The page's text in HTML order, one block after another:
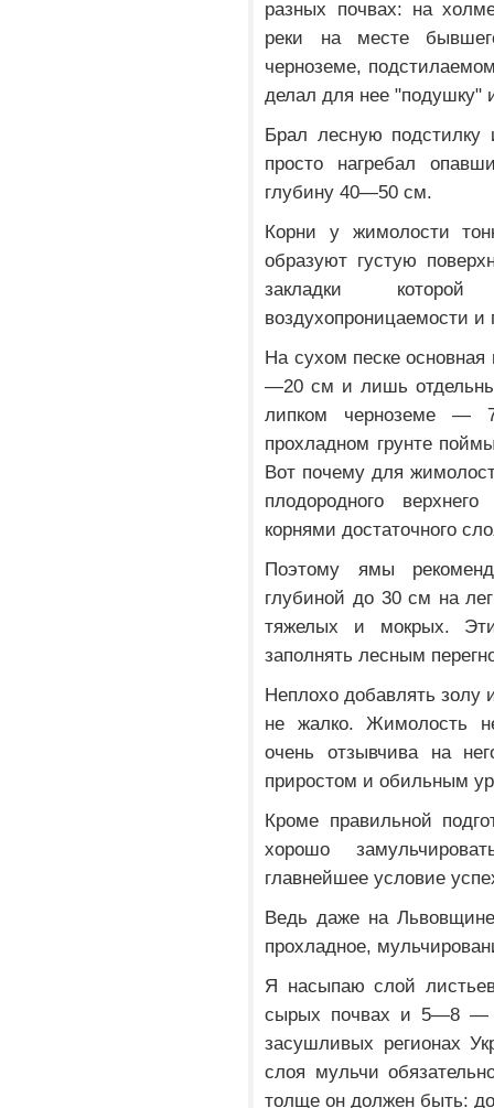
разных почвах: на
реки на месте
черноземе,
делал для нее "подушку"
Брал лесную подстилку
просто нагребал
глубину 40—50 см.
Корни у жимолости
образуют густую
закладки
воздухопроницаемости
На сухом песке основная
—20 см и лишь
липком черноземе
прохладном грунте
Вот почему для
плодородного
корнями достаточного
Поэтому ямы
глубиной до 30 см на
тяжелых и мокрых.
заполнять лесным
Неплохо добавлять
не жалко. Жимолость
очень отзывчива на
приростом и обильным
Кроме правильной
хорошо
главнейшее условие
Ведь даже на
прохладное,
Я насыпаю слой
сырых почвах и 5—8 —
засушливых регионах
слоя мульчи
толще он должен быть: